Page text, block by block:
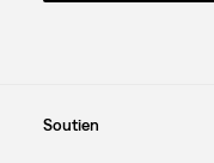
Soutien